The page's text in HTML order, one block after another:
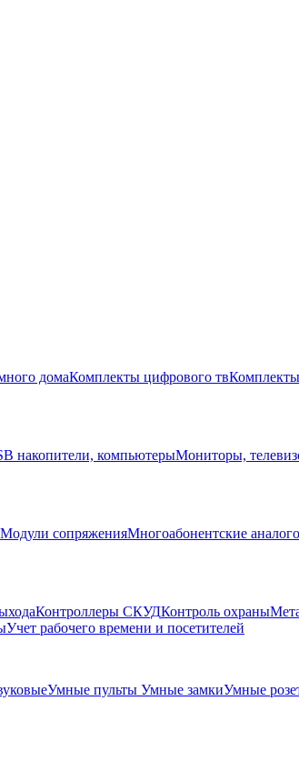
домаКомплекты цифрового тв
накопители, компьютерыМониторы,
Модули сопряженияМногоабонентские
Контроллеры СКУДКонтроль охраны
Учет рабочего времени и посетителей
Умные пульты Умные замкиУмные